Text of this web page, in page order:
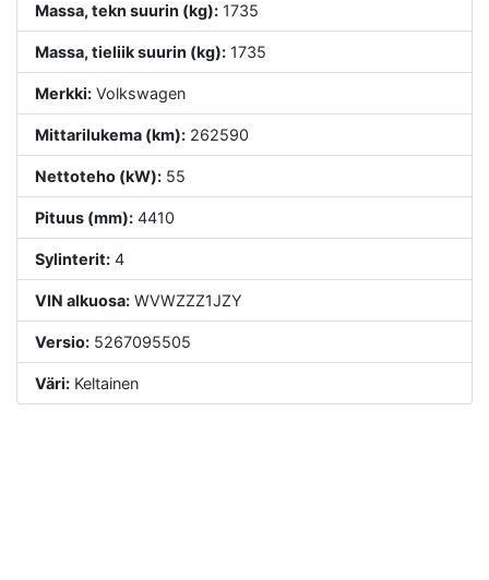
Massa, tekn suurin (kg): 1735
Massa, tieliik suurin (kg): 1735
Merkki: Volkswagen
Mittarilukema (km): 262590
Nettoteho (kW): 55
Pituus (mm): 4410
Sylinterit: 4
VIN alkuosa: WVWZZZ1JZY
Versio: 5267095505
Väri: Keltainen